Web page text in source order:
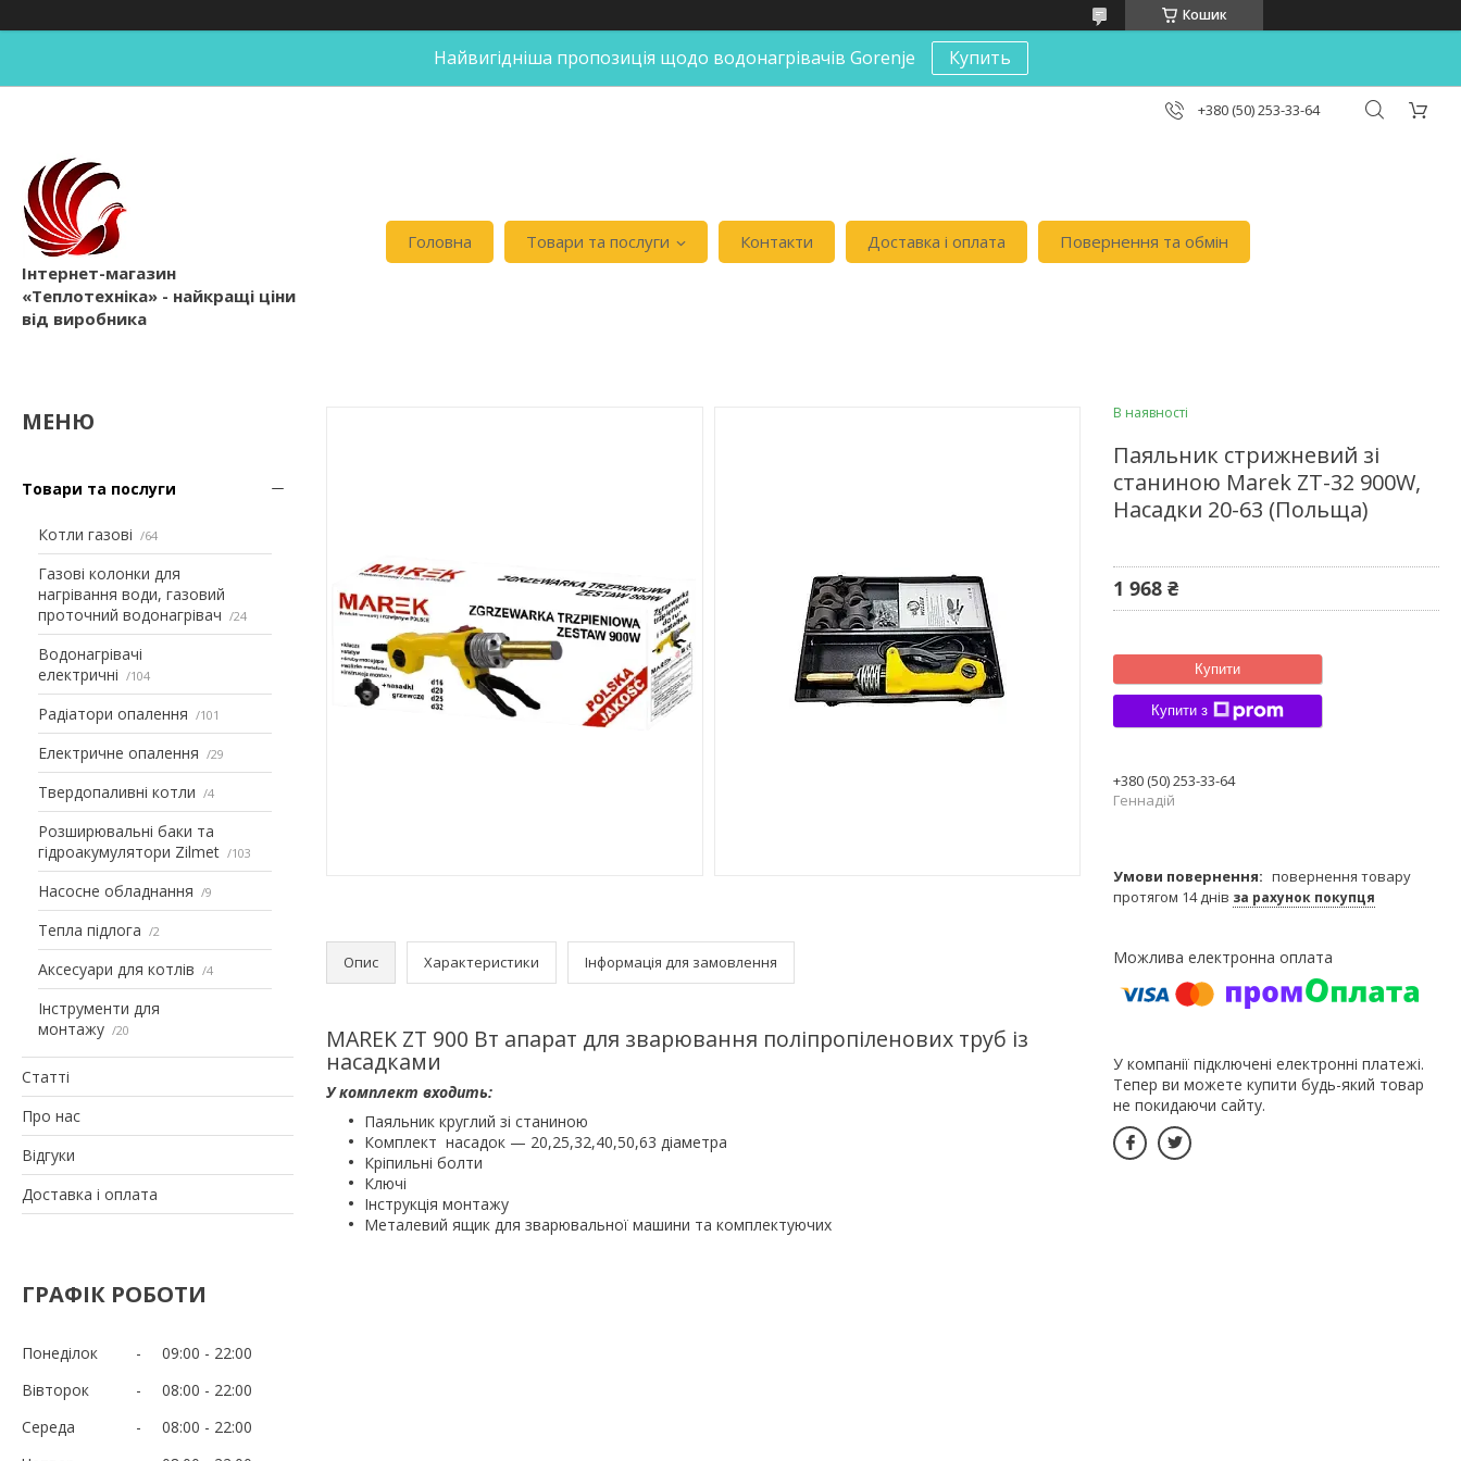
Кошик
Найвигідніша пропозиція щодо водонагрівачів Gorenje Купить
+380 (50) 253-33-64
Інтернет-магазин
«Теплотехніка» - найкращі ціни
від виробника
Головна Товари та послуги Контакти Доставка і оплата Повернення та обмін
Товари та послуги
Котли газові 64
Газові колонки для
нагрівання води, газовий
проточний водонагрівач
24
Водонагрівачі
електричні
104
Радіатори опалення 101
Електричне опалення 29
Твердопаливні котли 4
Розширювальні баки та
гідроакумулятори Zilmet
103
Насосне обладнання 9
Тепла підлога 2
Аксесуари для котлів 4
Інструменти для
монтажу
20
Статті
Про нас
Відгуки
Доставка і оплата
ГРАФІК РОБОТИ
Понеділок 09:00
22:00
Вівторок
08:00
22:00
Середа
08:00
22:00
Опис Характеристики Інформація для замовлення
MAREK ZT 900 Вт апарат для зварювання поліпропіленових труб із
насадками
У комплект входить:
Паяльник круглий зі станиною
Комплект насадок — 20,25,32,40,50,63 діаметра
Кріпильні болти
Ключі
Інструкція монтажу
Металевий ящик для зварювальної машини та комплектуючих
В наявності
Паяльник стрижневий зі
станиною Marek ZT-32 900W,
Насадки 20-63 (Польща)
1 968 ₴
Купити
Купити з
+380 (50) 253-33-64
Геннадій
повернення товару
протягом 14 днів за рахунок покупця
У компанії підключені електронні платежі.
Тепер ви можете купити будь-який товар
не покидаючи сайту.